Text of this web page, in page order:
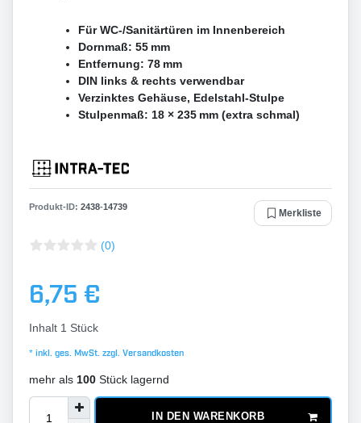
Für WC-/Sanitärtüren im Innenbereich
Dornmaß: 55 mm
Entfernung: 78 mm
DIN links & rechts verwendbar
Verzinktes Gehäuse, Edelstahl-Stulpe
Stulpenmaß: 18 × 235 mm (extra schmal)
Produkt-ID: 2438-14739
Merkliste
(0)
6,75 €
Inhalt 1 Stück
* inkl. ges. MwSt. zzgl. Versandkosten
mehr als 100 Stück lagernd
IN DEN WARENKORB